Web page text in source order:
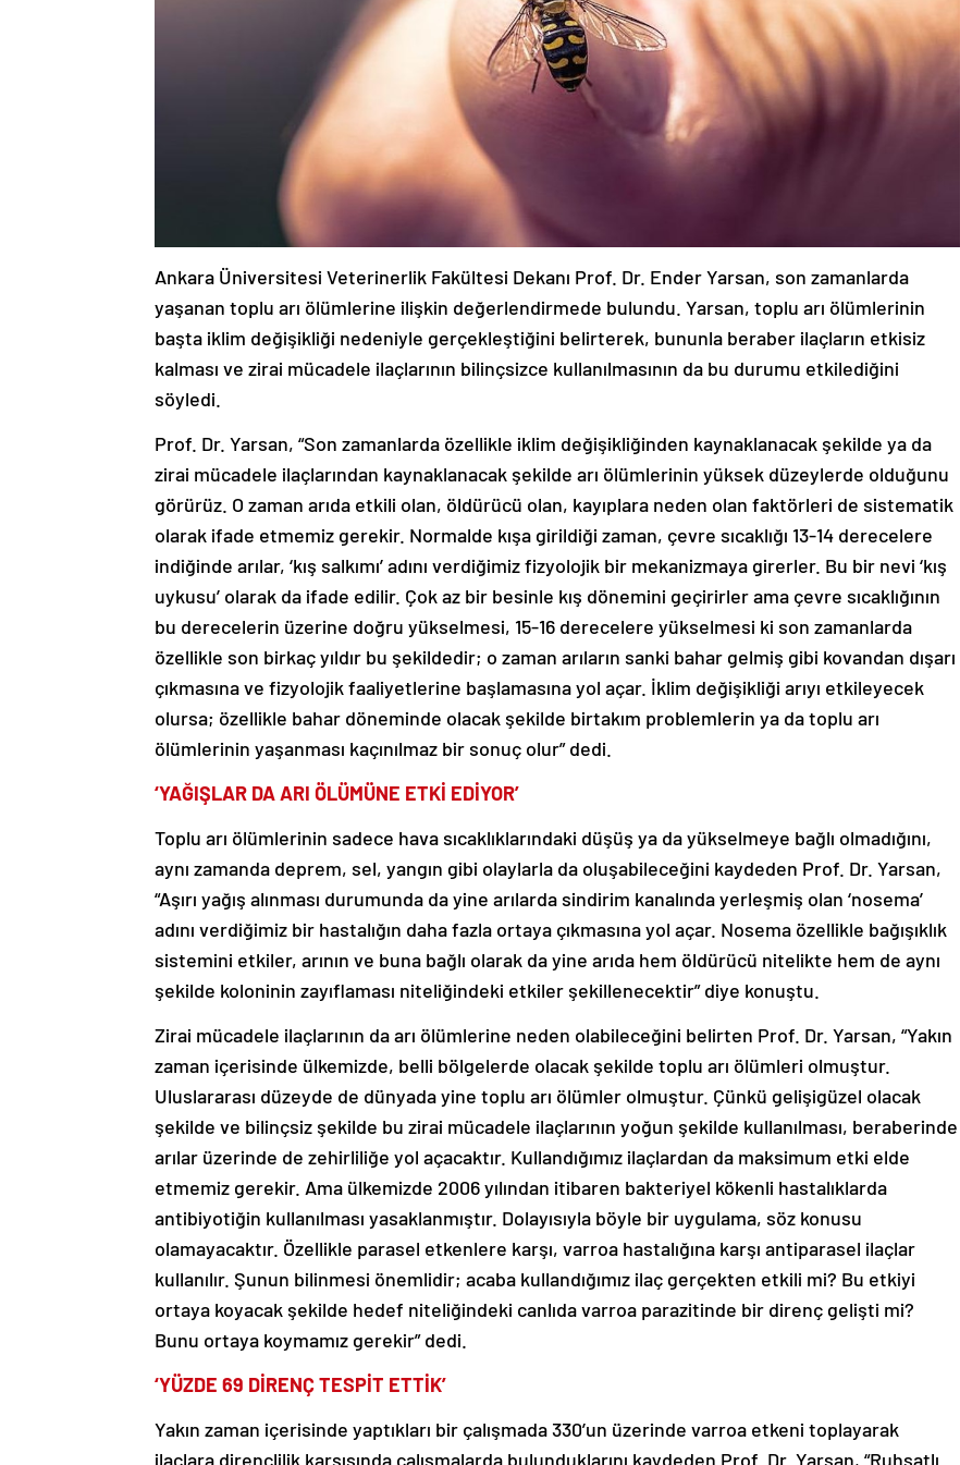
Ankara Üniversitesi Veterinerlik Fakültesi Dekanı Prof. Dr. Ender Yarsan, son zamanlarda
yaşanan toplu arı ölümlerine ilişkin değerlendirmede bulundu. Yarsan, toplu arı ölümlerinin
başta iklim değişikliği nedeniyle gerçekleştiğini belirterek, bununla beraber ilaçların etkisiz
kalması ve zirai mücadele ilaçlarının bilinçsizce kullanılmasının da bu durumu etkilediğini
söyledi.
Prof. Dr. Yarsan, “Son zamanlarda özellikle iklim değişikliğinden kaynaklanacak şekilde ya da
zirai mücadele ilaçlarından kaynaklanacak şekilde arı ölümlerinin yüksek düzeylerde olduğunu
görürüz. O zaman arıda etkili olan, öldürücü olan, kayıplara neden olan faktörleri de sistematik
olarak ifade etmemiz gerekir. Normalde kışa girildiği zaman, çevre sıcaklığı 13-14 derecelere
indiğinde arılar, ‘kış salkımı’ adını verdiğimiz fizyolojik bir mekanizmaya girerler. Bu bir nevi ‘kış
uykusu’ olarak da ifade edilir. Çok az bir besinle kış dönemini geçirirler ama çevre sıcaklığının
bu derecelerin üzerine doğru yükselmesi, 15-16 derecelere yükselmesi ki son zamanlarda
özellikle son birkaç yıldır bu şekildedir; o zaman arıların sanki bahar gelmiş gibi kovandan dışarı
çıkmasına ve fizyolojik faaliyetlerine başlamasına yol açar. İklim değişikliği arıyı etkileyecek
olursa; özellikle bahar döneminde olacak şekilde birtakım problemlerin ya da toplu arı
ölümlerinin yaşanması kaçınılmaz bir sonuç olur” dedi.
‘YAĞIŞLAR DA ARI ÖLÜMÜNE ETKİ EDİYOR’
Toplu arı ölümlerinin sadece hava sıcaklıklarındaki düşüş ya da yükselmeye bağlı olmadığını,
aynı zamanda deprem, sel, yangın gibi olaylarla da oluşabileceğini kaydeden Prof. Dr. Yarsan,
“Aşırı yağış alınması durumunda da yine arılarda sindirim kanalında yerleşmiş olan ‘nosema’
adını verdiğimiz bir hastalığın daha fazla ortaya çıkmasına yol açar. Nosema özellikle bağışıklık
sistemini etkiler, arının ve buna bağlı olarak da yine arıda hem öldürücü nitelikte hem de aynı
şekilde koloninin zayıflaması niteliğindeki etkiler şekillenecektir” diye konuştu.
Zirai mücadele ilaçlarının da arı ölümlerine neden olabileceğini belirten Prof. Dr. Yarsan, “Yakın
zaman içerisinde ülkemizde, belli bölgelerde olacak şekilde toplu arı ölümleri olmuştur.
Uluslararası düzeyde de dünyada yine toplu arı ölümler olmuştur. Çünkü gelişigüzel olacak
şekilde ve bilinçsiz şekilde bu zirai mücadele ilaçlarının yoğun şekilde kullanılması, beraberinde
arılar üzerinde de zehirliliğe yol açacaktır. Kullandığımız ilaçlardan da maksimum etki elde
etmemiz gerekir. Ama ülkemizde 2006 yılından itibaren bakteriyel kökenli hastalıklarda
antibiyotiğin kullanılması yasaklanmıştır. Dolayısıyla böyle bir uygulama, söz konusu
olamayacaktır. Özellikle parasel etkenlere karşı, varroa hastalığına karşı antiparasel ilaçlar
kullanılır. Şunun bilinmesi önemlidir; acaba kullandığımız ilaç gerçekten etkili mi? Bu etkiyi
ortaya koyacak şekilde hedef niteliğindeki canlıda varroa parazitinde bir direnç gelişti mi?
Bunu ortaya koymamız gerekir” dedi.
‘YÜZDE 69 DİRENÇ TESPİT ETTİK’
Yakın zaman içerisinde yaptıkları bir çalışmada 330’un üzerinde varroa etkeni toplayarak
ilaçlara dirençlilik karşısında çalışmalarda bulunduklarını kaydeden Prof. Dr. Yarsan, “Ruhsatlı